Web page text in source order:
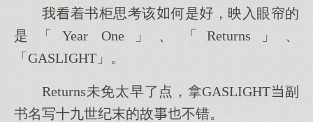
我着书柜思考该何是，映入眼帘的
是「Year One」、「Returns」、
「GASLIGHT」。
Returns未免太早了点，拿GASLIGHT副
书名写十九世纪末的故不错。